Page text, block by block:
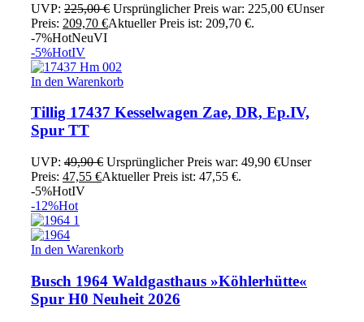
UVP: 225,00€ Ursprünglicher Preis war: 225,00 €Unser
Preis: 209,70 €Aktueller Preis ist: 209,70 €.
-7%HotNeuVI
-5%HotIV
In den Warenkorb
Tillig 17437 Kesselwagen Zae, DR, Ep.IV,
Spur TT
UVP: 49,90€ Ursprünglicher Preis war: 49,90 €Unser
Preis: 47,55 €Aktueller Preis ist: 47,55 €.
-5%HotIV
-12%Hot
In den Warenkorb
Busch 1964 Waldgasthaus »Köhlerhütte«
Spur H0 Neuheit 2026